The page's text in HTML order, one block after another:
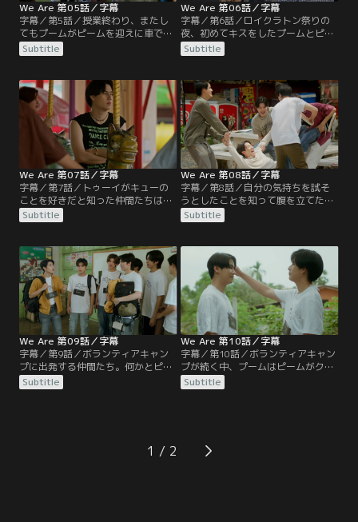
We Are 第05話／字幕
字幕／第5話／授業終わり、またし
てもプームがピームを迎えに車でや
ってくる。使い走りの仕事と称して
ピームに自宅の掃除をさせるプーム
言い出す。やがてピームはそのまま
眠ってしまう。ロイクラトン祭りの
日がやってきて、にぎやかなムード
の中、仲間たちが集まる。テーンは
ファーンに付き合ってほしいと告
げ、OKの返事をもらう。
Subtitle
We Are 第06話／字幕
字幕／第6話／ロイクラトン祭りの
夜、初めてキスをしたプームとピー
ム。まだ正式に付き合っているわけ
ではないので、ピームはどうしたら
自分の気持ちを確認しろと言われ
る。プームは兄のファーンや工学部
の仲間たちと美術学部の展示を見に
行く。そこでプームはピームにキス
のことを話そうとするが、話をそら
される。
Subtitle
We Are 第07話／字幕
字幕／第7話／トゥーイがキューの
ことを好きだと知った仲間たちは、
パンのアイディアで、チェーンとト
ゥーイが付き合うかもしれないとい
とに。全員で遊園地に行く話が持ち
上がり、そこでもキューの気持ちを
試す計画は続く。お化け屋敷に入っ
たキューはトゥーイに本当にチェー
ンが好きなのかと訊く。一方…。
Subtitle
We Are 第08話／字幕
字幕／第8話／自分の気持ちを試そ
うとしたことを知って腹を立てたキ
ューだが、ピームらのとりなしでト
ゥーイと仲直りする。トゥーイは果
る。キューとトゥーイが一緒に時間
を過ごせるようにとピームと仲間た
ちはボランティアキャンプに参加す
ることになり、さらなるメンバーを
リクルートし始める。プームと友人
たち、そしてファーンも…。
Subtitle
We Are 第09話／字幕
字幕／第9話／ボランティアキャン
プに出発する仲間たち。何かとピー
ムから離れようとしないライバル、
クルーンの存在に、プームはやきも
ーンがわざとトゥーイの世話を焼く
と、キューは明らかに不機嫌にな
Subtitle
We Are 第10話／字幕
字幕／第10話／ボランティアキャン
プが続く中、プームはピームがクル
ーンに口説かれているのが相変わら
ず面白くないが、二人の距離は接近
し、トゥーイのことが好きなんだと
伝える。そして、トゥーイと二人き
Subtitle
1